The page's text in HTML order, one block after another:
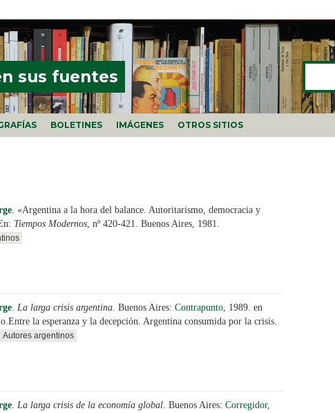
sus fuentes
Buscar
BOLETINES IMÁGENES OTROS SITIOS
. «Argentina a la hora del balance. Autoritarismo, democracia y
Tiempos Modernos, nº 420-421. Buenos Aires, 1981.
. La larga crisis argentina. Buenos Aires: Contrapunto, 1989. en
la esperanza y la decepción. Argentina consumida por la crisis.
Autores argentinos
. La larga crisis de la economía global. Buenos Aires: Corregidor,